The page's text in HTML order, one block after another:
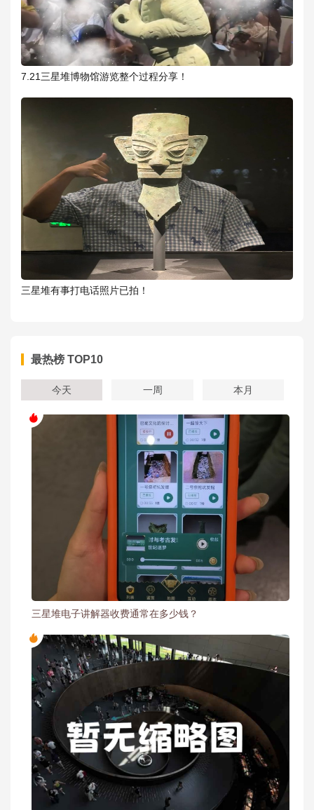
7.21三星堆博物馆游览整个过程分享！
三星堆有事打电话照片已拍！
最热榜 TOP10
今天 一周 本月
三星堆电子讲解器收费通常在多少钱？